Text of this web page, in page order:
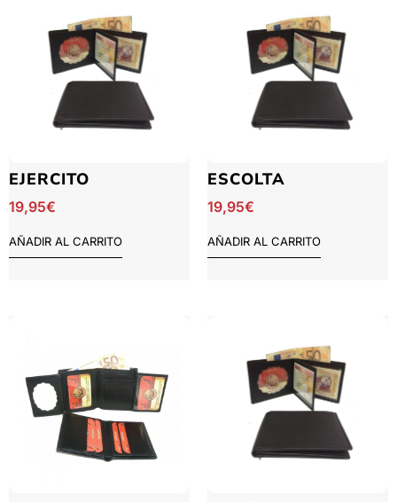
EJERCITO
19,95€
AÑADIR AL CARRITO
ESCOLTA
19,95€
AÑADIR AL CARRITO